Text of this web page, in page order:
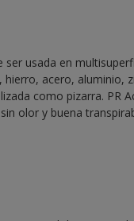
usada en
acero, aluminio,
como pizarra. PR
olor y buena